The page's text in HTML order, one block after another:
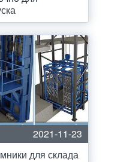
2021-11-23
для склада